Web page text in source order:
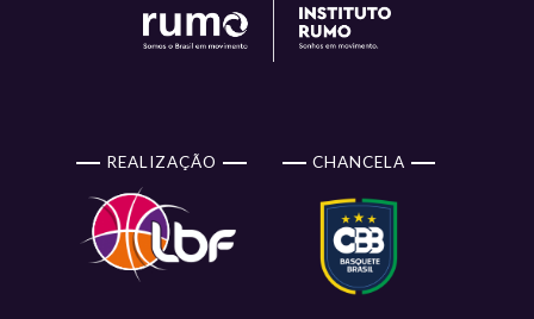
REALIZAÇÃO CHANCELA